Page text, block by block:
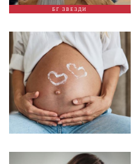
БГ ЗВЕЗДИ